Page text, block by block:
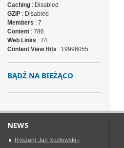
Caching: Disabled
GZIP: Disabled
Members : 7
Content: 786
Web Links : 74
Content View Hits : 19996055
BĄDŹ NA BIEŻĄCO
NEWS
Ryszard Jan Kozłowski -